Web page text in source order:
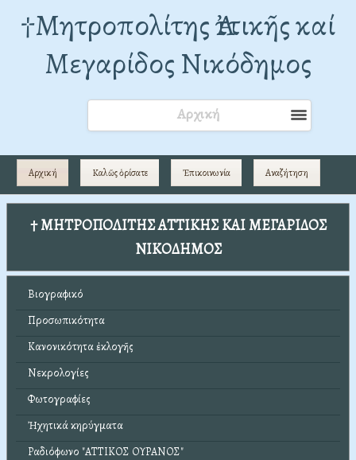
†Mητροπολίτης Ἀττικῆς καί
Μεγαρίδος Νικόδημος
Αρχική
Αρχική Καλῶς ὁρίσατε Ἐπικοινωνία Αναζήτηση
† ΜΗΤΡΟΠΟΛΙΤΗΣ ΑΤΤΙΚΗΣ ΚΑΙ ΜΕΓΑΡΙΔΟΣ
ΝΙΚΟΔΗΜΟΣ
Βιογραφικό
Προσωπικότητα
Κανονικότητα ἐκλογῆς
Νεκρολογίες
Φωτογραφίες
Ἠχητικά κηρύγματα
Ραδιόφωνο "ΑΤΤΙΚΟΣ ΟΥΡΑΝΟΣ"